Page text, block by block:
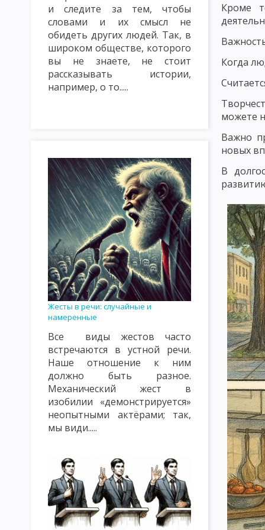
ТРАДИЦИОННЫЕ МЕТОДЫ ОБУЧЕНИЯ. СЛОВЕСНЫЕ МЕТОДЫ
МЕТОД ЛЕКЦИЯ МЕТОД БЕСЕДА МЕТОД ДИСКУССИЯ
НАГЛЯДНЫЕ МЕТОДЫ ОБУЧЕНИЯ: ПОКАЗ, ИЛЛЮСТРИРОВАНИЕ
ПРАКТИЧЕСКИЕ МЕТОДЫ ОБУЧЕНИЯ: ЛАБОРАТОРНЫЕ
МЕТОДЫ КОНТРОЛЯ И САМОКОНТРОЛЯ В ОБУЧЕНИИ.
ИМИТАЦИОННЫЕ НЕ ИГРОВЫЕ МЕТОДЫ ОБУЧЕНИЯ. АНАЛИЗ
МЕТОДИКА РЕШЕНИЯ СИТУАЦИОННЫХ ЗАДАЧ МЕТОД
МОЗГОВАЯ АТАКА (БРЕЙНСТОРМИНГ) МЕТОД КРУГЛОГО
ИНТЕЛЛЕКТУАЛЬНАЯ РАЗМИНКА, СОКРАТИЧНАЯ БЕСЕДА КАК
КЛАССИФИКАЦИЯ ФОРМ ОРГАНИЗАЦИИ ОБУЧЕНИЯ УРОК:
КЛАССИФИКАЦИЯ УРОКОВ. ТИПЫ УРОКОВ. ВИДЫ УРОКОВ
ВИДЫ, ФОРМЫ И МЕТОДЫ КОНТРОЛЯ И ОЦЕНКИ
СОДЕРЖАНИЕ ПЕДАГОГИЧЕСКОГО ПОНЯТИЯ «ВОСПИТАНИЕ»
ОБЪЕКТЫ ВОСПИТАТЕЛЬНОГО ВОЗДЕЙСТВИЯ: СОЗНАНИЕ,
ТЕОРИЯ ВОСПИТАНИЯ КАК НАУЧНАЯ И УЧЕБНАЯ ДИСЦИПЛИНА
ФУНКЦИИ ТЕОРИИ ВОСПИТАНИЯ СУТЬ ПРОЦЕССА
КЛАССИФИКАЦИЯ МЕТОДОВ ВОСПИТАНИЯ. ВОСПИТАННИКИ
ЦЕЛЬ И ЭМОЦИОНАЛЬНО-МОТИВАЦИОННЫЙ КОМПОНЕНТ
КОНТРОЛЬНО-РЕГУЛИРОВОЧНЫЙ КОМПОНЕНТ УЧЕБНОГО
ЗАКОНЫ ВОСПИТАНИЯ И ИХ ХАРАКТЕРИСТИКА
ХАРАКТЕРИСТИКА ПРИНЦИПОВ ВОСПИТАНИЯ
и следите за тем, чтобы
словами и их смысл не
обидеть других людей. Так, в
широком обществе, которого
вы не знаете, не стоит
рассказывать истории,
например, о то.....
Жесты в речи: случайные и
намеренные
Все виды жестов часто
встречаются в устной речи.
Наше отношение к ним
должно быть разное.
Механический жест в
изобилии «демонстрируется»
неопытными актёрами; так,
мы види.....
Кроме
Когда
можете
Важно
новых
В